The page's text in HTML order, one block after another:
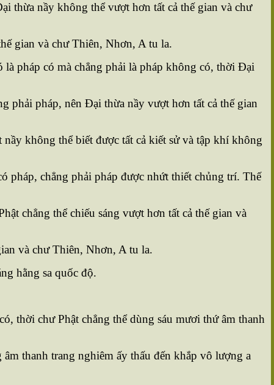
thừa nầy không thể vượt hơn tất cả thế gian và chư
gian và chư Thiên, Nhơn, A tu la.
pháp có mà chẳng phải là pháp không có, thời Ðại
phải pháp, nên Ðại thừa nầy vượt hơn tất cả thế gian
không thể biết được tất cả kiết sử và tập khí không
pháp, chẳng phải pháp được nhứt thiết chủng trí. Thế
chẳng thể chiếu sáng vượt hơn tất cả thế gian và
và chư Thiên, Nhơn, A tu la.
hằng sa quốc độ.
thời chư Phật chẳng thể dùng sáu mươi thứ âm thanh
thanh trang nghiêm ấy thấu đến khắp vô lượng a